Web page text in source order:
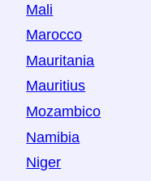
Mali
Marocco
Mauritania
Mauritius
Mozambico
Namibia
Niger